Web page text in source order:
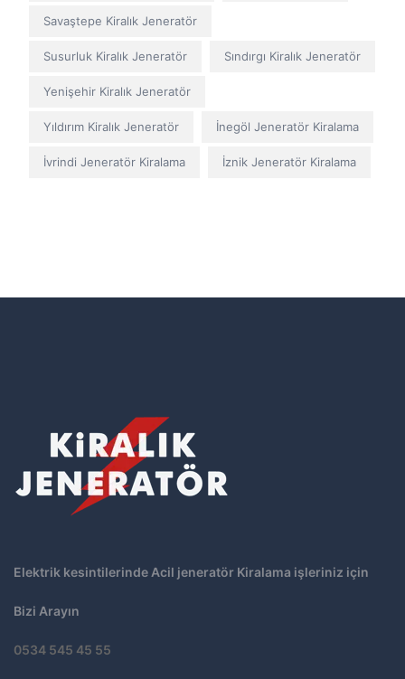
Savaştepe Kiralık Jeneratör
Susurluk Kiralık Jeneratör Sındırgı Kiralık Jeneratör
Yenişehir Kiralık Jeneratör
Yıldırım Kiralık Jeneratör İnegöl Jeneratör Kiralama
İvrindi Jeneratör Kiralama İznik Jeneratör Kiralama
Elektrik kesintilerinde Acil jeneratör Kiralama işleriniz için
Bizi Arayın
0534 545 45 55